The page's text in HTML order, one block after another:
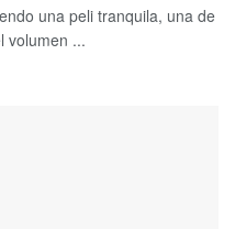
una peli tranquila, una de
volumen ...